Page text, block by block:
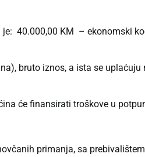
je: 40.000,00 KM – ekonomski
bruto iznos, a ista se uplaćuju
će finansirati troškove u
primanja, sa